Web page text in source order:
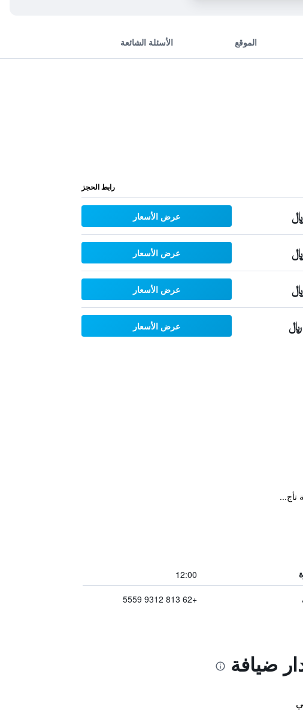
الموقع الأسئلة الشائعة
رابط الحجز
عرض الأسعار
عرض الأسعار
عرض الأسعار
عرض الأسعار
تأج...
12:00
+62 813 9312 5559
ضيافة